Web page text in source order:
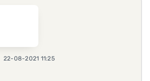
22-08-2021 11:25